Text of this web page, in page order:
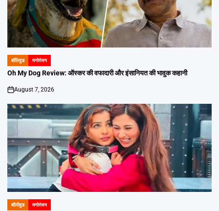
POSTED
IN
बॉलिवुड मनोरंजन
Oh My Dog Review: ऑस्कर की वफादारी और इंसानियत की भावुक कहानी
on
August 7, 2026
POSTED
बॉलीवुड मनोरंजन